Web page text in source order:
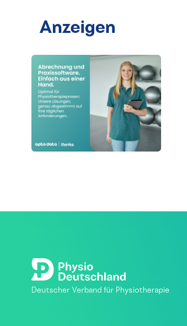
Anzeigen
Deutscher Verband für Physiotherapie